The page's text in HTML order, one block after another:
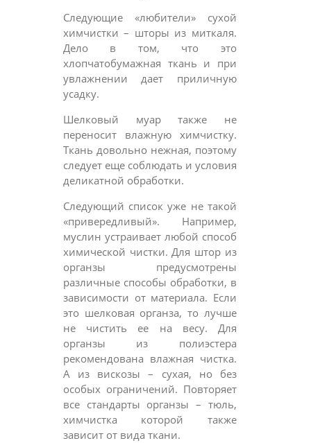
Следующие «любители» сухой
химчистки – шторы из миткаля.
Дело в том, что это
хлопчатобумажная ткань и при
увлажнении дает приличную
усадку.
Шелковый муар также не
переносит влажную химчистку.
Ткань довольно нежная, поэтому
следует еще соблюдать и условия
деликатной обработки.
Следующий список уже не такой
«привередливый». Например,
муслин устраивает любой способ
химической чистки. Для штор из
органзы предусмотрены
различные способы обработки, в
зависимости от материала. Если
это шелковая органза, то лучше
не чистить ее на весу. Для
органзы из полиэстера
рекомендована влажная чистка.
А из вискозы – сухая, но без
особых ограничений. Повторяет
все стандарты органзы – тюль,
химчистка которой также
зависит от вида ткани.